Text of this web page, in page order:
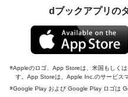
dブックアプリの
Appleのロゴ、App Storeは、米国もしく
す。App Storeは、Apple Inc.のサービス
Google Play および Google Play ロゴは